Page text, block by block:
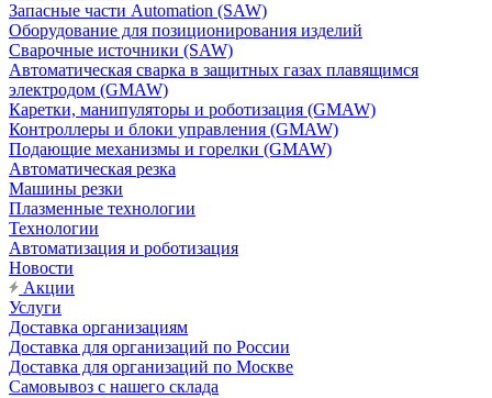
Запасные части Automation (SAW)
Оборудование для позиционирования изделий
Сварочные источники (SAW)
Автоматическая сварка в защитных газах плавящимся
электродом (GMAW)
Каретки, манипуляторы и роботизация (GMAW)
Контроллеры и блоки управления (GMAW)
Подающие механизмы и горелки (GMAW)
Автоматическая резка
Машины резки
Плазменные технологии
Технологии
Автоматизация и роботизация
Новости
Акции
Услуги
Доставка организациям
Доставка для организаций по России
Доставка для организаций по Москве
Самовывоз с нашего склада